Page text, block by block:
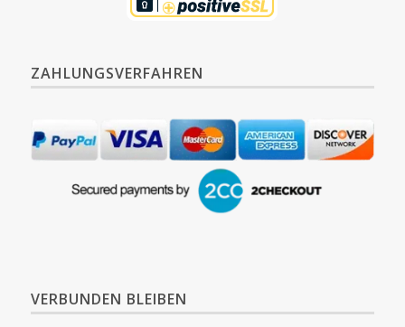
ZAHLUNGSVERFAHREN
VERBUNDEN BLEIBEN